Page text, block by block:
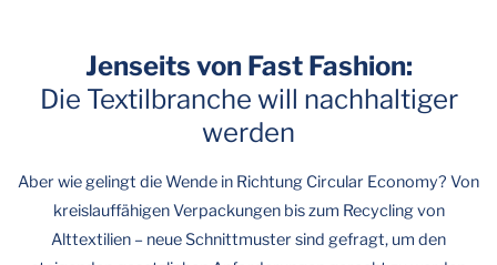
Jenseits von Fast Fashion:
Die Textilbranche will nachhaltiger
werden
Aber wie gelingt die Wende in Richtung Circular Economy? Von
kreislauffähigen Verpackungen bis zum Recycling von
Alttextilien – neue Schnittmuster sind gefragt, um den